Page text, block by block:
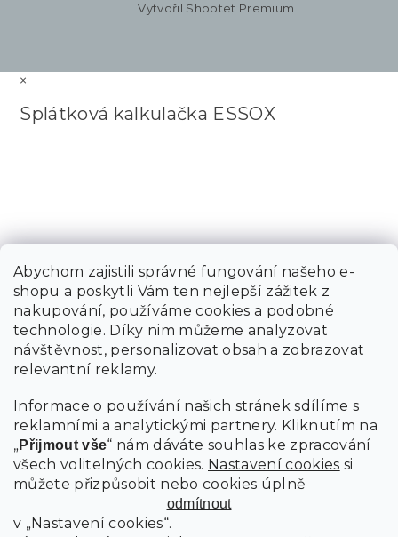
Abychom zajistili správné fungování našeho e-
shopu a poskytli Vám ten nejlepší zážitek z
nakupování, používáme cookies a podobné
technologie. Díky nim můžeme analyzovat
návštěvnost, personalizovat obsah a zobrazovat
relevantní reklamy.
Informace o používání našich stránek sdílíme s
reklamními a analytickými partnery. Kliknutím na
„Přijmout vše“ nám dáváte souhlas ke zpracování
všech volitelných cookies. Nastavení cookies si
můžete přizpůsobit nebo cookies úplně
odmítnout
v „Nastavení cookies“.
Vytvořil Shoptet Premium
×
Splátková kalkulačka ESSOX